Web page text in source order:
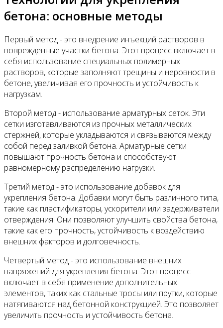
бетона: основные методы
Первый метод - это внедрение инъекций растворов в
поврежденные участки бетона. Этот процесс включает в
себя использование специальных полимерных
растворов, которые заполняют трещины и неровности в
бетоне, увеличивая его прочность и устойчивость к
нагрузкам.
Второй метод - использование арматурных сеток. Эти
сетки изготавливаются из прочных металлических
стержней, которые укладываются и связываются между
собой перед заливкой бетона. Арматурные сетки
повышают прочность бетона и способствуют
равномерному распределению нагрузки.
Третий метод - это использование добавок для
укрепления бетона. Добавки могут быть различного типа,
такие как пластификаторы, ускорители или задерживатели
отверждения. Они позволяют улучшить свойства бетона,
такие как его прочность, устойчивость к воздействию
внешних факторов и долговечность.
Четвертый метод - это использование внешних
напряжений для укрепления бетона. Этот процесс
включает в себя применение дополнительных
элементов, таких как стальные тросы или прутки, которые
натягиваются над бетонной конструкцией. Это позволяет
увеличить прочность и устойчивость бетона.